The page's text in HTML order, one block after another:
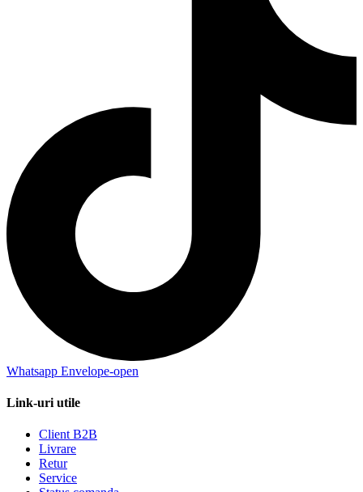
Whatsapp Envelope-open
Link-uri utile
Client B2B
Livrare
Retur
Service